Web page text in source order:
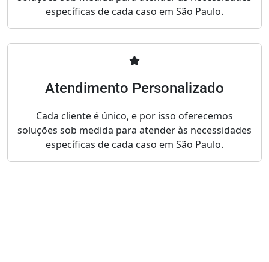
específicas de cada caso em São Paulo.
Atendimento Personalizado
Cada cliente é único, e por isso oferecemos
soluções sob medida para atender às necessidades
específicas de cada caso em São Paulo.